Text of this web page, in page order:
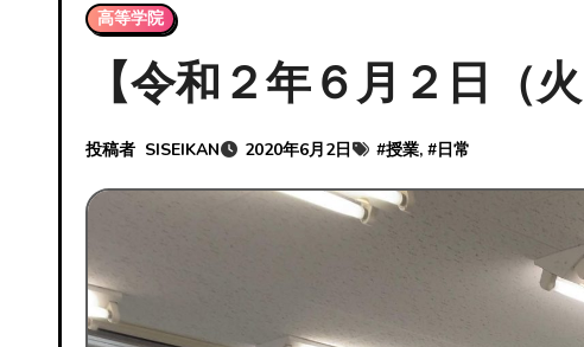
高等学院
【令和２年６月２日（
投稿者 SISEIKAN 2020年6月2日 #授業, #日常